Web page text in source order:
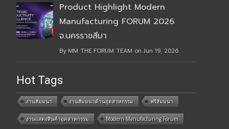
Product Highlight Modern
Manufacturing FORUM 2026
จ.นครราชสีมา
By MM THE FORUM TEAM on Jun 19, 2026
Hot Tags
งานสัมมนา งานสัมมนาด้านอุตสาหกรรม ฟรีสัมมนา
งานแสดงสินค้าอุตสาหกรรม Modern Manufacturing Forum